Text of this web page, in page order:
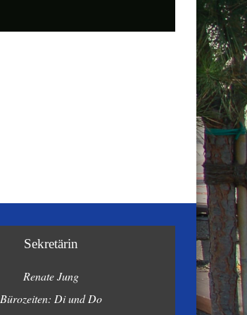
Sekretärin
Renate Jung
Bürozeiten: Di und Do